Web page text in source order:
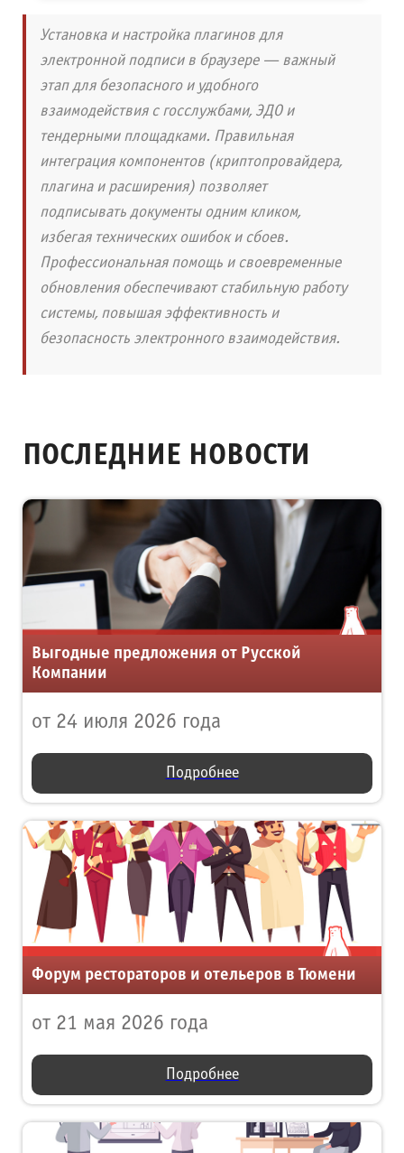
Установка и настройка плагинов для
электронной подписи в браузере — важный
этап для безопасного и удобного
взаимодействия с госслужбами, ЭДО и
тендерными площадками. Правильная
интеграция компонентов (криптопровайдера,
плагина и расширения) позволяет
подписывать документы одним кликом,
избегая технических ошибок и сбоев.
Профессиональная помощь и своевременные
обновления обеспечивают стабильную работу
системы, повышая эффективность и
безопасность электронного взаимодействия.
ПОСЛЕДНИЕ НОВОСТИ
Выгодные предложения от Русской
Компании
от 24 июля 2026 года
Подробнее
Форум рестораторов и отельеров в Тюмени
от 21 мая 2026 года
Подробнее